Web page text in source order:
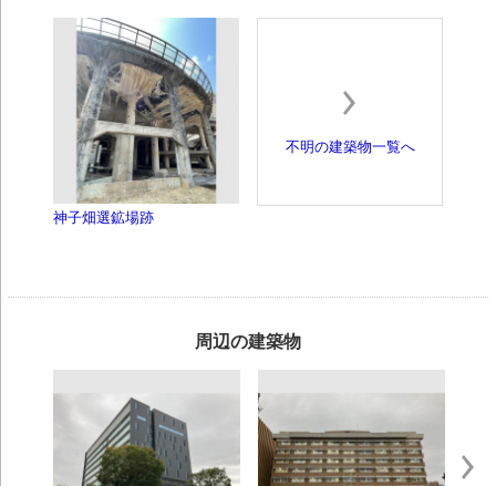
神子畑選鉱場跡
不明の建築物一覧へ
周辺の建築物